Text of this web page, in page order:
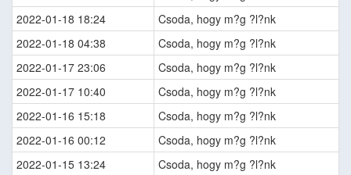
2022-01-18 18:24
Csoda, hogy m?g ?l?nk
2022-01-18 04:38
Csoda, hogy m?g ?l?nk
2022-01-17 23:06
Csoda, hogy m?g ?l?nk
2022-01-17 10:40
Csoda, hogy m?g ?l?nk
2022-01-16 15:18
Csoda, hogy m?g ?l?nk
2022-01-16 00:12
Csoda, hogy m?g ?l?nk
2022-01-15 13:24
Csoda, hogy m?g ?l?nk